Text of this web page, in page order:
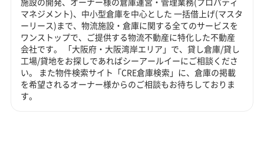
マネジメント)、中小型倉庫を中心とした 一括借上げ(マスタ
ーリース)まで、物流施設・倉庫に関する全てのサービスを
ワンストップで、ご提供する物流不動産に特化した不動産
会社です。 「大阪府・大阪湾岸エリア」で、貸し倉庫/貸し
工場/貸地をお探しであればシーアールイーにご相談くださ
い。 また物件検索サイト「CRE倉庫検索」に、倉庫の掲載
を希望されるオーナー様からのご相談もお待ちしておりま
す。